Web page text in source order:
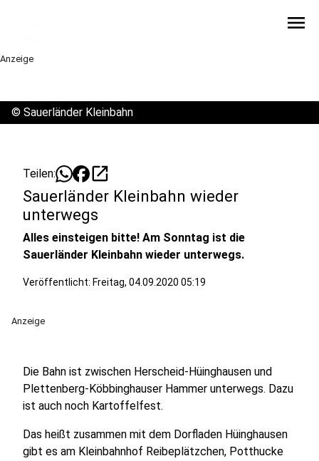
menu
Anzeige
© Sauerländer Kleinbahn
Teilen: open_in_new
Sauerländer Kleinbahn wieder
unterwegs
Alles einsteigen bitte! Am Sonntag ist die
Sauerländer Kleinbahn wieder unterwegs.
Veröffentlicht: Freitag, 04.09.2020 05:19
Anzeige
Die Bahn ist zwischen Herscheid-Hüinghausen und
Plettenberg-Köbbinghauser Hammer unterwegs. Dazu
ist auch noch Kartoffelfest.
Das heißt zusammen mit dem Dorfladen Hüinghausen
gibt es am Kleinbahnhof Reibeplätzchen, Potthucke